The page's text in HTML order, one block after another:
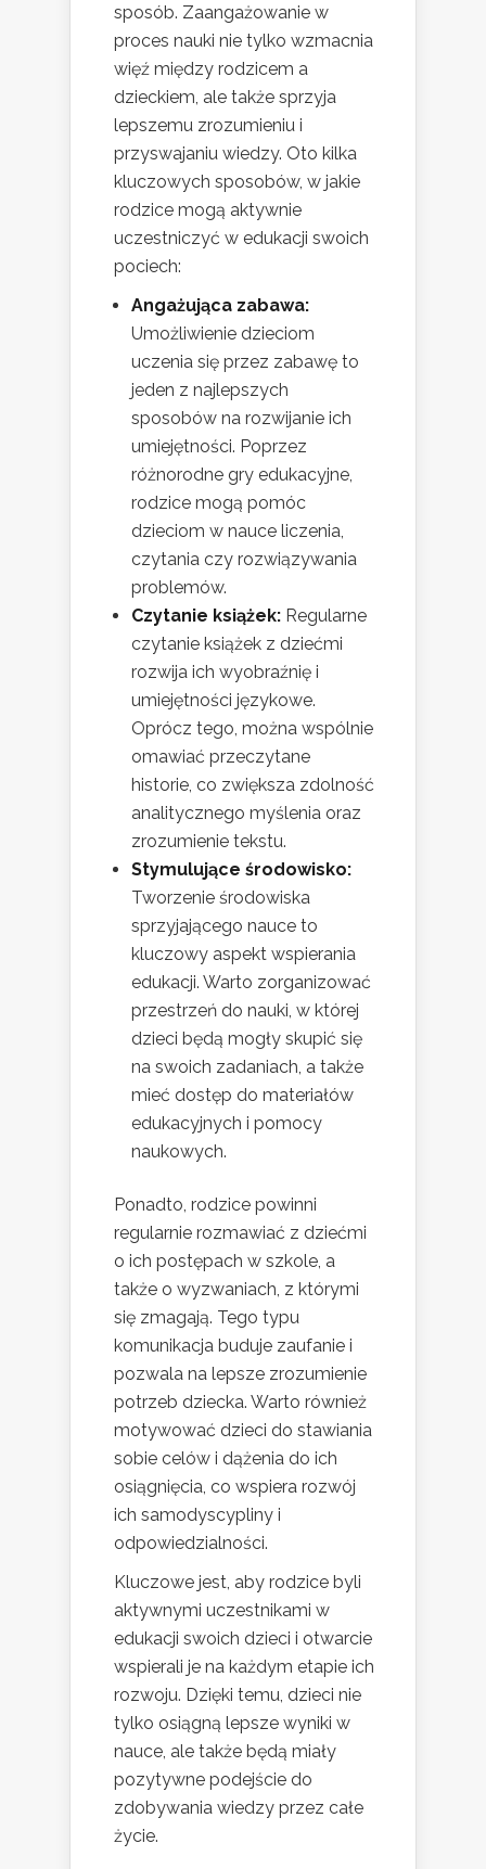
sposób. Zaangażowanie w
proces nauki nie tylko wzmacnia
więź między rodzicem a
dzieckiem, ale także sprzyja
lepszemu zrozumieniu i
przyswajaniu wiedzy. Oto kilka
kluczowych sposobów, w jakie
rodzice mogą aktywnie
uczestniczyć w edukacji swoich
pociech:
Angażująca zabawa:
Umożliwienie dzieciom
uczenia się przez zabawę to
jeden z najlepszych
sposobów na rozwijanie ich
umiejętności. Poprzez
różnorodne gry edukacyjne,
rodzice mogą pomóc
dzieciom w nauce liczenia,
czytania czy rozwiązywania
problemów.
Czytanie książek: Regularne
czytanie książek z dziećmi
rozwija ich wyobraźnię i
umiejętności językowe.
Oprócz tego, można wspólnie
omawiać przeczytane
historie, co zwiększa zdolność
analitycznego myślenia oraz
zrozumienie tekstu.
Stymulujące środowisko:
Tworzenie środowiska
sprzyjającego nauce to
kluczowy aspekt wspierania
edukacji. Warto zorganizować
przestrzeń do nauki, w której
dzieci będą mogły skupić się
na swoich zadaniach, a także
mieć dostęp do materiałów
edukacyjnych i pomocy
naukowych.
Ponadto, rodzice powinni
regularnie rozmawiać z dziećmi
o ich postępach w szkole, a
także o wyzwaniach, z którymi
się zmagają. Tego typu
komunikacja buduje zaufanie i
pozwala na lepsze zrozumienie
potrzeb dziecka. Warto również
motywować dzieci do stawiania
sobie celów i dążenia do ich
osiągnięcia, co wspiera rozwój
ich samodyscypliny i
odpowiedzialności.
Kluczowe jest, aby rodzice byli
aktywnymi uczestnikami w
edukacji swoich dzieci i otwarcie
wspierali je na każdym etapie ich
rozwoju. Dzięki temu, dzieci nie
tylko osiągną lepsze wyniki w
nauce, ale także będą miały
pozytywne podejście do
zdobywania wiedzy przez całe
życie.